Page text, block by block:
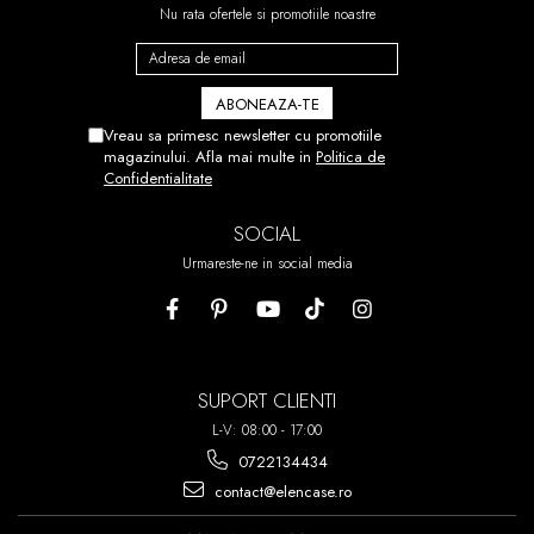
IN CAZUL IN CARE MONTAREA
NU V-A IESIT DIN PRIMA PUTETI
DEZLIPI FOLIA SI SA O
REPOZITIONATI.
ACEST PROCES POATE FI
REPETAT DE PANA LA 7 ORI!
Nu rata ofertele si promotiile noastre
Vreau sa primesc newsletter cu promotiile
magazinului. Afla mai multe in Politica de
Confidentialitate
SOCIAL
Urmareste-ne in social media
SUPORT CLIENTI
L-V: 08:00 - 17:00
0722134434
contact@elencase.ro